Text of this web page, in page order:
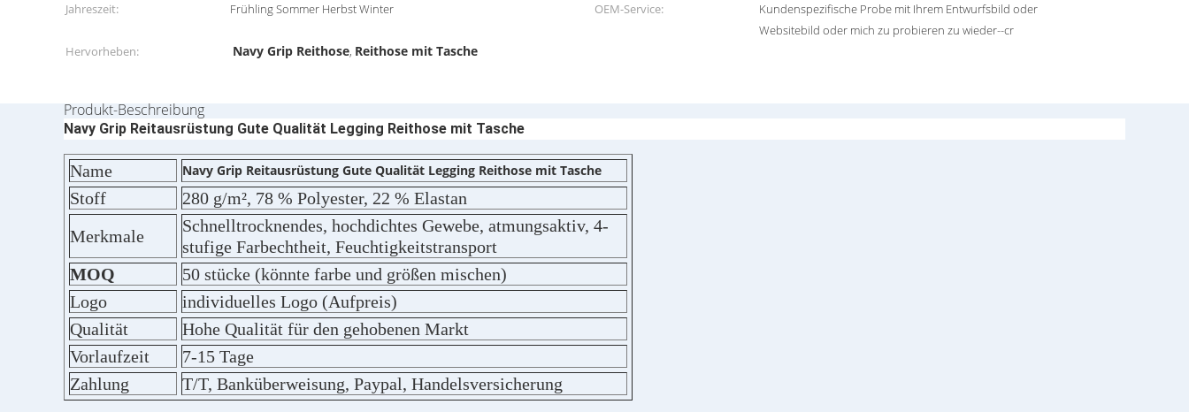
Jahreszeit:
Frühling Sommer Herbst Winter OEM-Service:
Kundenspezifische Probe mit Ihrem Entwurfsbild oder
Websitebild oder mich zu probieren zu wieder--cr
Hervorheben:
Navy Grip Reithose, Reithose mit Tasche
Produkt-Beschreibung
Navy Grip Reitausrüstung Gute Qualität Legging Reithose mit Tasche
Name Navy Grip Reitausrüstung Gute Qualität Legging Reithose mit Tasche
Stoff
280 g/m², 78 % Polyester, 22 % Elastan
Merkmale
Schnelltrocknendes, hochdichtes Gewebe, atmungsaktiv, 4-
stufige Farbechtheit, Feuchtigkeitstransport
MOQ
50 stücke (könnte farbe und größen mischen)
Logo
individuelles Logo (Aufpreis)
Qualität
Hohe Qualität für den gehobenen Markt
Vorlaufzeit
7-15 Tage
Zahlung
T/T, Banküberweisung, Paypal, Handelsversicherung